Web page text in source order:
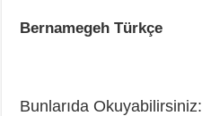
Bernamegeh Türkçe
Bunlarıda Okuyabilirsiniz: